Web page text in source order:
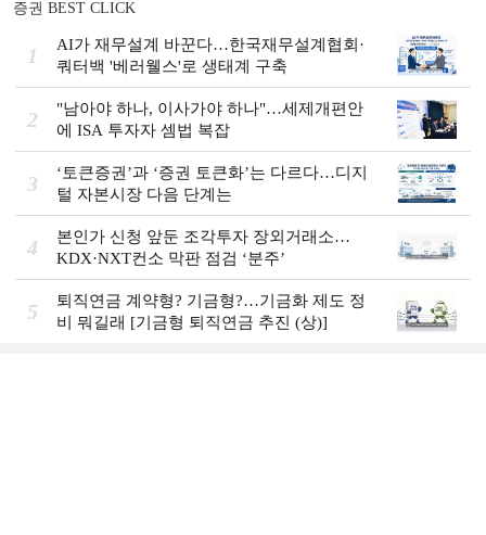
증권 BEST CLICK
1
AI가 재무설계 바꾼다…한국재무설계협회·
쿼터백 '베러웰스'로 생태계 구축
2
"남아야 하나, 이사가야 하나"…세제개편안
에 ISA 투자자 셈법 복잡
3
‘토큰증권’과 ‘증권 토큰화’는 다르다…디지
털 자본시장 다음 단계는
4
본인가 신청 앞둔 조각투자 장외거래소…
KDX·NXT컨소 막판 점검 ‘분주’
5
퇴직연금 계약형? 기금형?…기금화 제도 정
비 뭐길래 [기금형 퇴직연금 추진 (상)]